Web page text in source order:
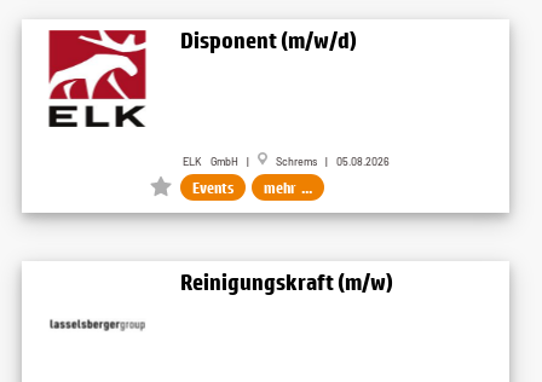
Disponent (m/w/d)
ELK GmbH | Schrems | 05.08.2026
Events mehr ...
Reinigungskraft (m/w)